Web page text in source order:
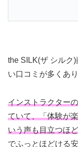
the SILK(ザ シルク
い口コミが多くあり
インストラクター
ていて、「体験が
いう声も目立つほ
でふっとほどける